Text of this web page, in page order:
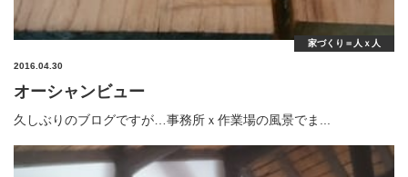
2016.04.30
家づくり＝人ｘ人
オーシャンビュー
久しぶりのブログですが…事務所ｘ作業場の風景でま...